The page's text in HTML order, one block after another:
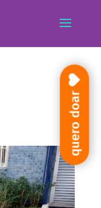
quero doar